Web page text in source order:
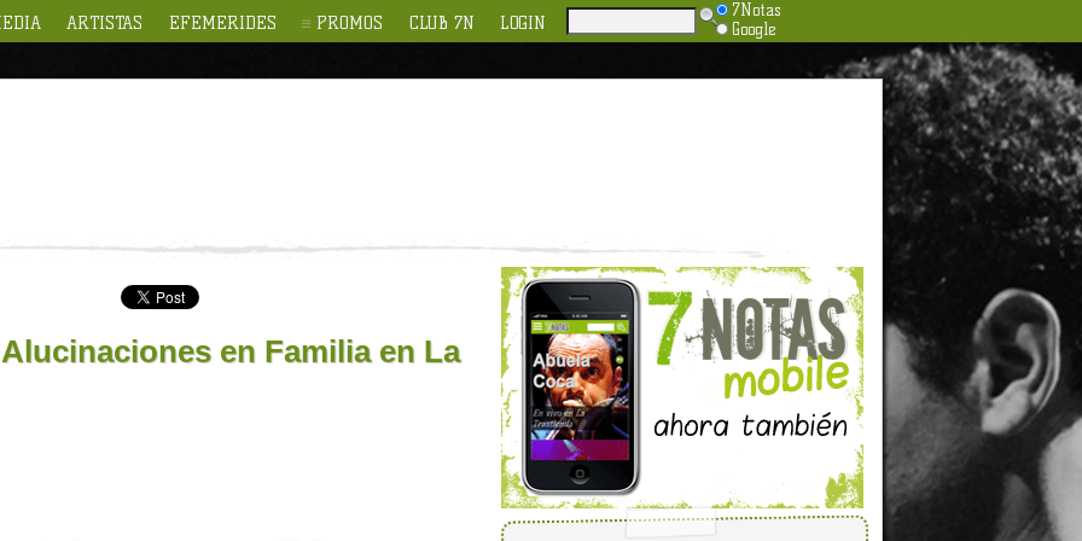
ARTISTAS EFEMERIDES PROMOS CLUB 7N LOGIN
7Notas
Google
en Familia en La